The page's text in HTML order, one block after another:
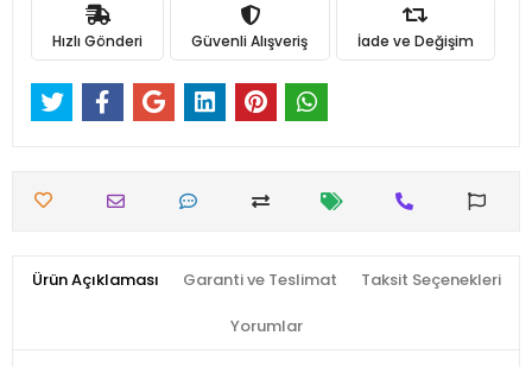
Hızlı Gönderi Güvenli Alışveriş İade ve Değişim
Ürün Açıklaması Garanti ve Teslimat Taksit Seçenekleri
Yorumlar